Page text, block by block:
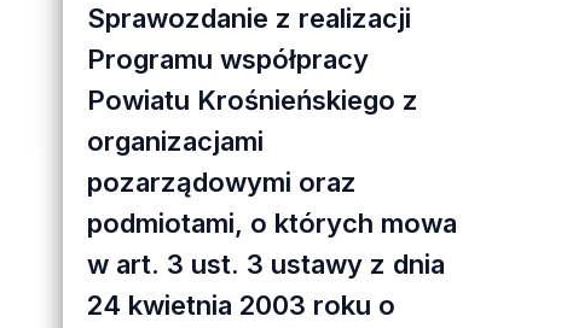
Sprawozdanie z realizacji
Programu współpracy
Powiatu Krośnieńskiego z
organizacjami
pozarządowymi oraz
podmiotami, o których mowa
w art. 3 ust. 3 ustawy z dnia
24 kwietnia 2003 roku o